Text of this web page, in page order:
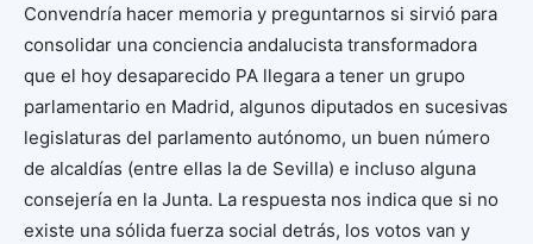
Convendría hacer memoria y preguntarnos si sirvió para
consolidar una conciencia andalucista transformadora
que el hoy desaparecido PA llegara a tener un grupo
parlamentario en Madrid, algunos diputados en sucesivas
legislaturas del parlamento autónomo, un buen número
de alcaldías (entre ellas la de Sevilla) e incluso alguna
consejería en la Junta. La respuesta nos indica que si no
existe una sólida fuerza social detrás, los votos van y